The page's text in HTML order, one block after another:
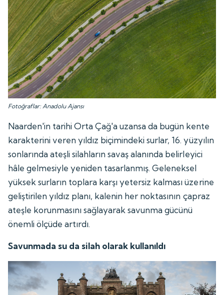
Fotoğraflar: Anadolu Ajansı
Naarden'in tarihi Orta Çağ'a uzansa da bugün kente
karakterini veren yıldız biçimindeki surlar, 16. yüzyılın
sonlarında ateşli silahların savaş alanında belirleyici
hâle gelmesiyle yeniden tasarlanmış. Geleneksel
yüksek surların toplara karşı yetersiz kalması üzerine
geliştirilen yıldız planı, kalenin her noktasının çapraz
ateşle korunmasını sağlayarak savunma gücünü
önemli ölçüde artırdı.
Savunmada su da silah olarak kullanıldı